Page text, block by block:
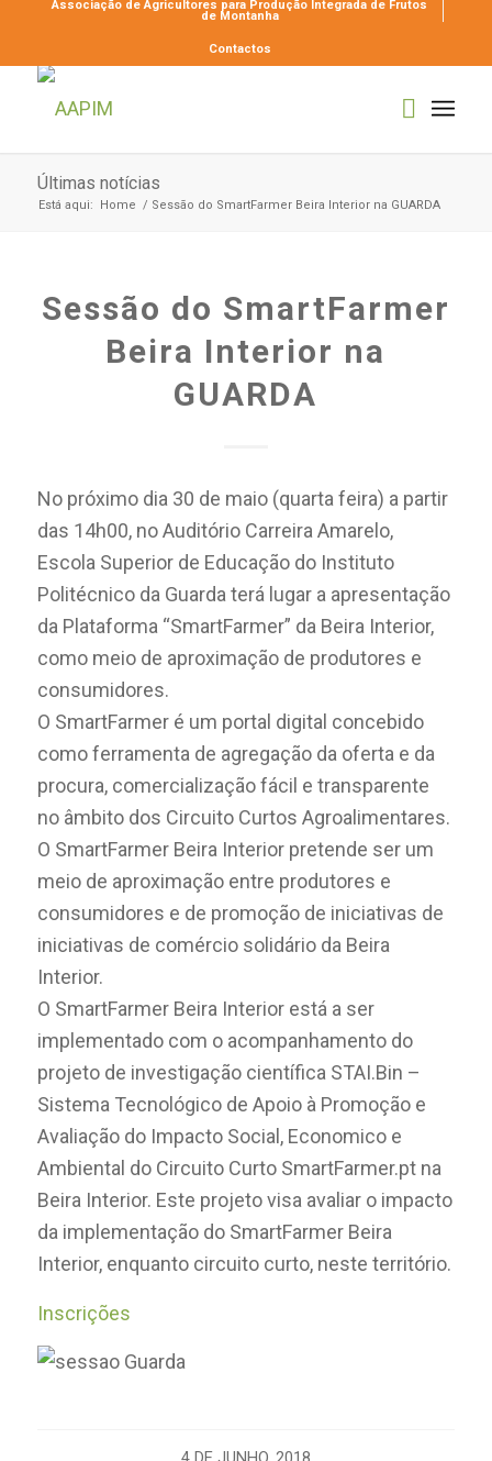
Associação de Agricultores para Produção Integrada de Frutos
de Montanha
Contactos
Últimas notícias
Está aqui: Home / Sessão do SmartFarmer Beira Interior na GUARDA
Sessão do SmartFarmer
Beira Interior na
GUARDA
No próximo dia 30 de maio (quarta feira) a partir
das 14h00, no Auditório Carreira Amarelo,
Escola Superior de Educação do Instituto
Politécnico da Guarda terá lugar a apresentação
da Plataforma “SmartFarmer” da Beira Interior,
como meio de aproximação de produtores e
consumidores.
O SmartFarmer é um portal digital concebido
como ferramenta de agregação da oferta e da
procura, comercialização fácil e transparente
no âmbito dos Circuito Curtos Agroalimentares.
O SmartFarmer Beira Interior pretende ser um
meio de aproximação entre produtores e
consumidores e de promoção de iniciativas de
iniciativas de comércio solidário da Beira
Interior.
O SmartFarmer Beira Interior está a ser
implementado com o acompanhamento do
projeto de investigação científica STAI.Bin –
Sistema Tecnológico de Apoio à Promoção e
Avaliação do Impacto Social, Economico e
Ambiental do Circuito Curto SmartFarmer.pt na
Beira Interior. Este projeto visa avaliar o impacto
da implementação do SmartFarmer Beira
Interior, enquanto circuito curto, neste território.
Inscrições